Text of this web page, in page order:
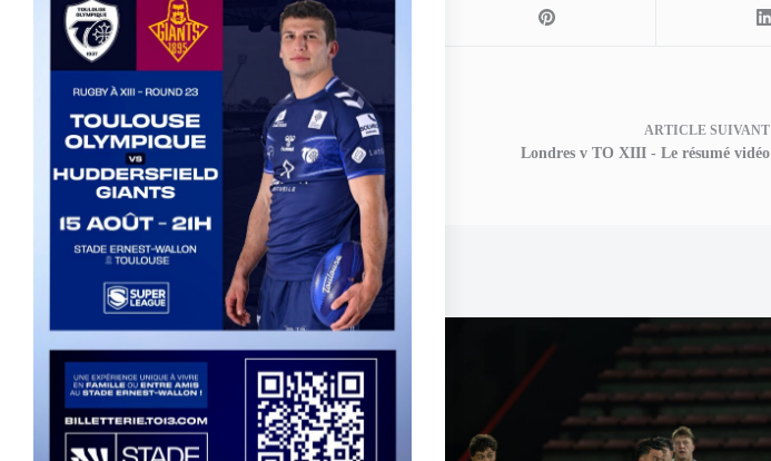
ARTICLEPRÉCÉDENT
beIN SPORTS - Le programme (du 9 au 15
août 2021)
ARTICLESUIVANT
Londres v TO XIII - Le résumé vidéo
Publications similaires